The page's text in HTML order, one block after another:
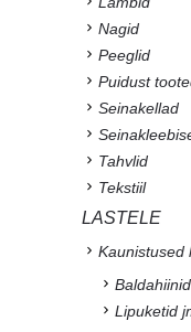
Nagid
Peeglid
Puidust
Seinakellad
Tahvlid
Tekstiil
LASTELE
Kaunistused
Baldahiinid
Lipuketid